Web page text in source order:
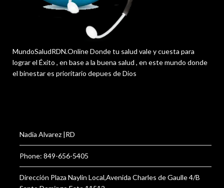
MundoSaludRDN.Online Donde tu salud vale y cuesta para
lograr el Éxito , en base a la buena salud , en este mundo donde
el binestar es prioritario depues de Dios
Nadia Alvarez |RD
Phone: 849-656-5405
Dirección Plaza Naylin Local,Avenida Charles de Gaulle 4/B